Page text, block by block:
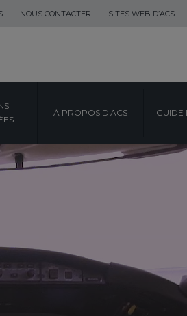
NOUS CONTACTER SITES WEB D’ACS
À PROPOS D'ACS GUIDE